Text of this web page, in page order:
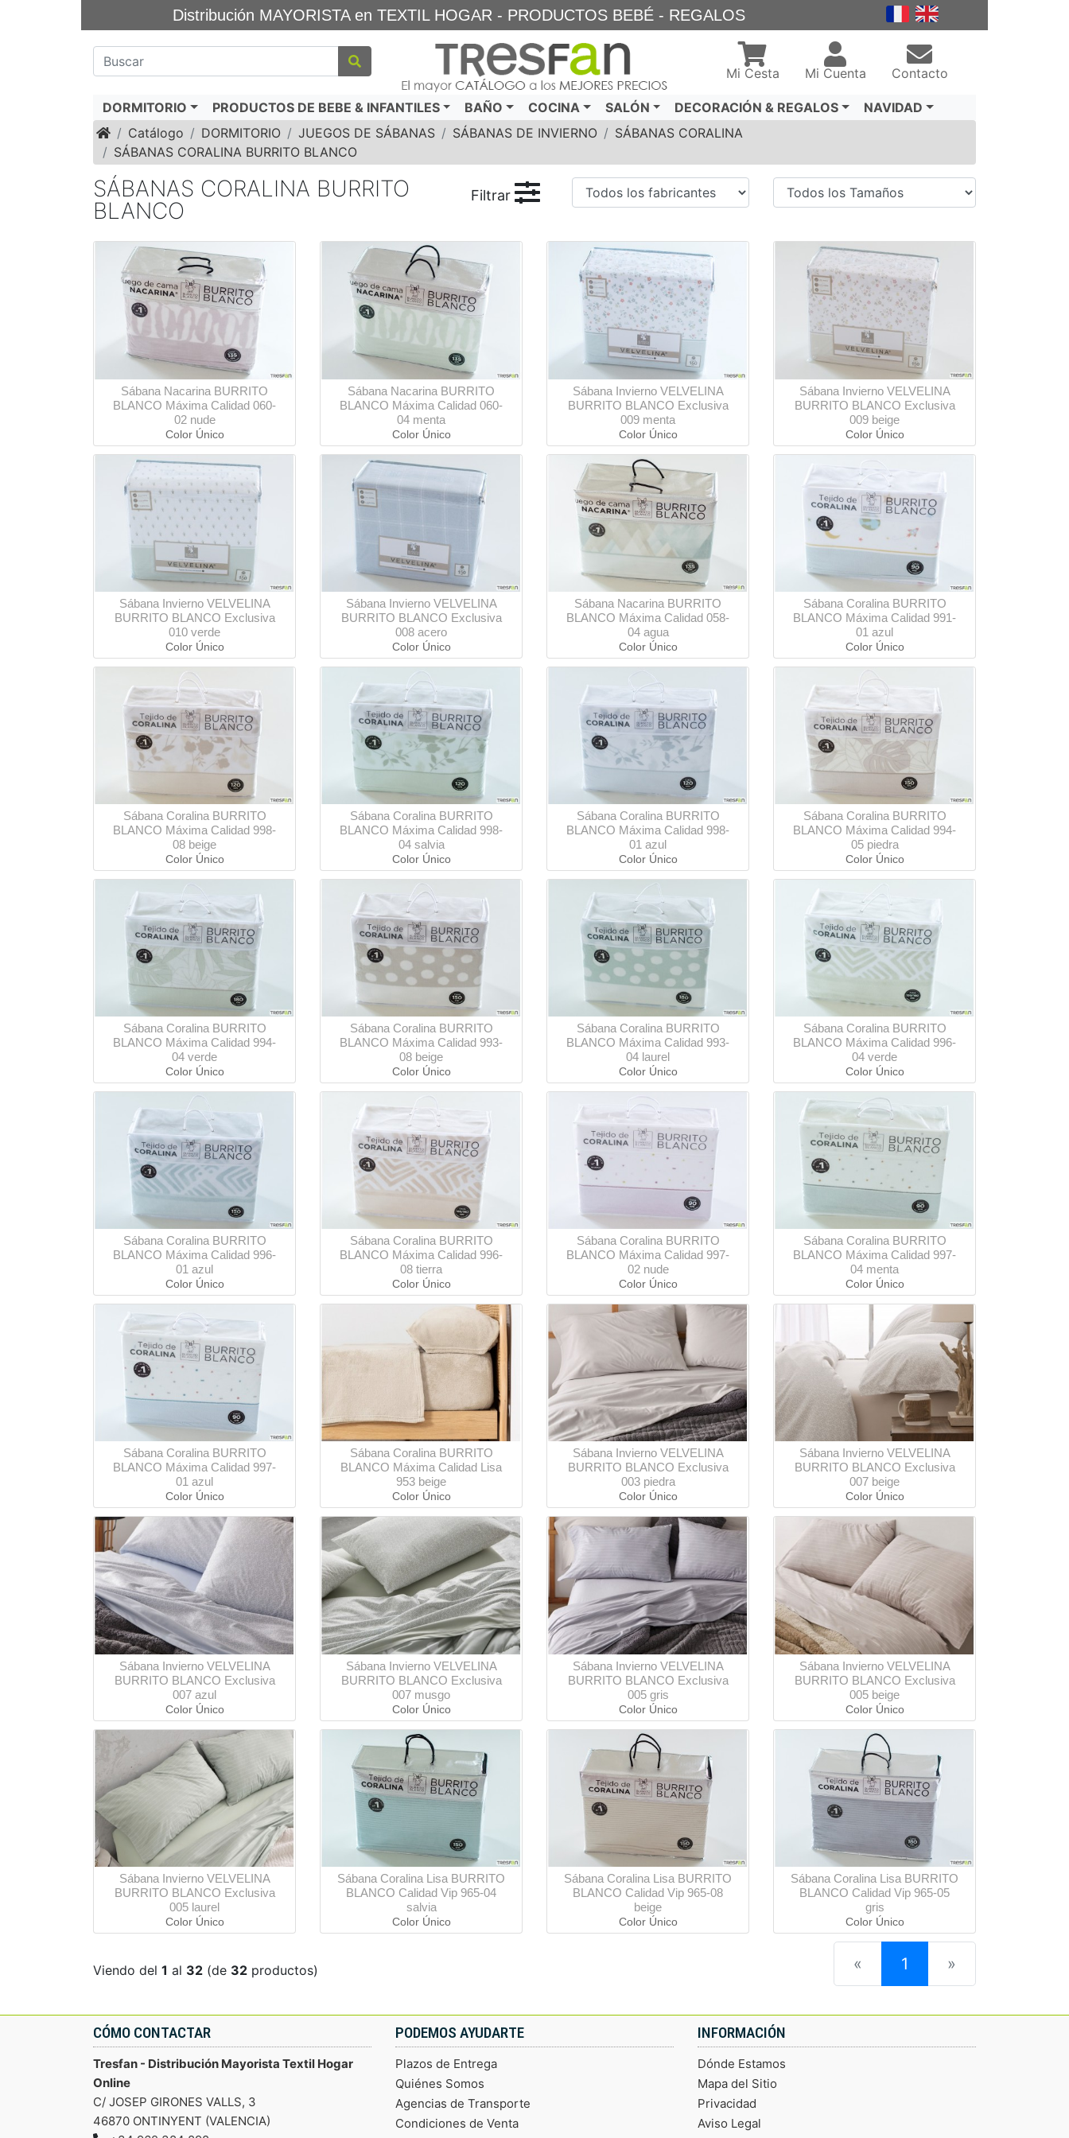
Distribución MAYORISTA en TEXTIL HOGAR - PRODUCTOS BEBÉ - REGALOS
Mi Cesta Mi Cuenta Contacto
DORMITORIO PRODUCTOS DE BEBE & INFANTILES BAÑO COCINA SALÓN DECORACIÓN & REGALOS
NAVIDAD
InicioCatálogo DORMITORIO JUEGOS DE SÁBANAS SÁBANAS DE INVIERNO
SÁBANAS CORALINA
SÁBANAS CORALINA BURRITO BLANCO
SÁBANAS CORALINA BURRITO
BLANCO
Filtrar
Sábana Nacarina BURRITO
BLANCO Máxima Calidad 060-
02 nude
Color Único
Sábana Nacarina BURRITO
BLANCO Máxima Calidad 060-
04 menta
Color Único
Sábana Invierno VELVELINA
BURRITO BLANCO Exclusiva
009 menta
Color Único
Sábana Invierno VELVELINA
BURRITO BLANCO Exclusiva
009 beige
Color Único
Sábana Invierno VELVELINA
BURRITO BLANCO Exclusiva
010 verde
Color Único
Sábana Invierno VELVELINA
BURRITO BLANCO Exclusiva
008 acero
Color Único
Sábana Nacarina BURRITO
BLANCO Máxima Calidad 058-
04 agua
Color Único
Sábana Coralina BURRITO
BLANCO Máxima Calidad 991-
01 azul
Color Único
Sábana Coralina BURRITO
BLANCO Máxima Calidad 998-
08 beige
Color Único
Sábana Coralina BURRITO
BLANCO Máxima Calidad 998-
04 salvia
Color Único
Sábana Coralina BURRITO
BLANCO Máxima Calidad 998-
01 azul
Color Único
Sábana Coralina BURRITO
BLANCO Máxima Calidad 994-
05 piedra
Color Único
Sábana Coralina BURRITO
BLANCO Máxima Calidad 994-
04 verde
Color Único
Sábana Coralina BURRITO
BLANCO Máxima Calidad 993-
08 beige
Color Único
Sábana Coralina BURRITO
BLANCO Máxima Calidad 993-
04 laurel
Color Único
Sábana Coralina BURRITO
BLANCO Máxima Calidad 996-
04 verde
Color Único
Sábana Coralina BURRITO
BLANCO Máxima Calidad 996-
01 azul
Color Único
Sábana Coralina BURRITO
BLANCO Máxima Calidad 996-
08 tierra
Color Único
Sábana Coralina BURRITO
BLANCO Máxima Calidad 997-
02 nude
Color Único
Sábana Coralina BURRITO
BLANCO Máxima Calidad 997-
04 menta
Color Único
Sábana Coralina BURRITO
BLANCO Máxima Calidad 997-
01 azul
Color Único
Sábana Coralina BURRITO
BLANCO Máxima Calidad Lisa
953 beige
Color Único
Sábana Invierno VELVELINA
BURRITO BLANCO Exclusiva
003 piedra
Color Único
Sábana Invierno VELVELINA
BURRITO BLANCO Exclusiva
007 beige
Color Único
Sábana Invierno VELVELINA
BURRITO BLANCO Exclusiva
007 azul
Color Único
Sábana Invierno VELVELINA
BURRITO BLANCO Exclusiva
007 musgo
Color Único
Sábana Invierno VELVELINA
BURRITO BLANCO Exclusiva
005 gris
Color Único
Sábana Invierno VELVELINA
BURRITO BLANCO Exclusiva
005 beige
Color Único
Sábana Invierno VELVELINA
BURRITO BLANCO Exclusiva
005 laurel
Color Único
Sábana Coralina Lisa BURRITO
BLANCO Calidad Vip 965-04
salvia
Color Único
Sábana Coralina Lisa BURRITO
BLANCO Calidad Vip 965-08
beige
Color Único
Sábana Coralina Lisa BURRITO
BLANCO Calidad Vip 965-05
gris
Color Único
Viendo del 1 al 32 (de 32 productos) « 1 (current)
»
CÓMO CONTACTAR
Tresfan - Distribución Mayorista Textil Hogar
Online
C/ JOSEP GIRONES VALLS, 3
46870 ONTINYENT (VALENCIA)
PODEMOS AYUDARTE
Plazos de Entrega
Quiénes Somos
Agencias de Transporte
Condiciones de Venta
INFORMACIÓN
Dónde Estamos
Mapa del Sitio
Privacidad
Aviso Legal